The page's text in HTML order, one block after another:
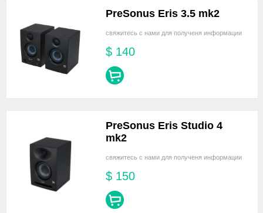
PreSonus Eris 3.5 mk2
свяжитесь с нами для полученя информации
$ 140
PreSonus Eris Studio 4
mk2
свяжитесь с нами для полученя информации
$ 150